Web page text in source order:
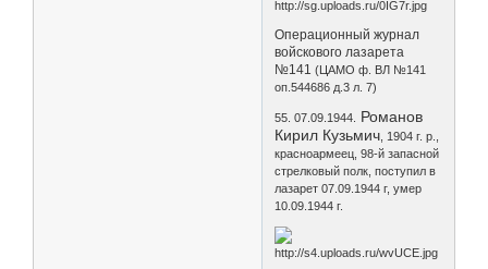
Операционный журнал
войскового лазарета
№141 (ЦАМО ф. ВЛ №141
оп.544686 д.3 л. 7)
55. 07.09.1944.
Романов
Кирил Кузьмич , 1904 г. р.,
красноармеец, 98-й запасной
стрелковый полк, поступил в
лазарет 07.09.1944 г, умер
10.09.1944 г.